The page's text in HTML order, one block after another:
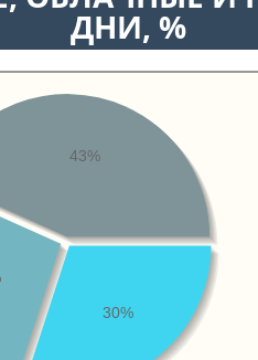
ДНИ, %
30%
43%